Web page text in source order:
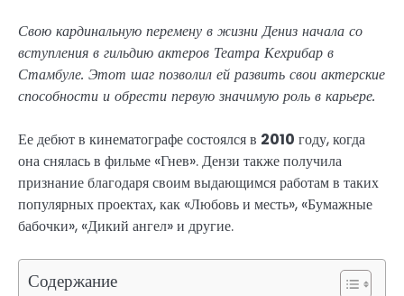
Свою кардинальную перемену в жизни Дениз начала со
вступления в гильдию актеров Театра Кехрибар в
Стамбуле. Этот шаг позволил ей развить свои актерские
способности и обрести первую значимую роль в карьере.
Ее дебют в кинематографе состоялся в 2010 году, когда
она снялась в фильме «Гнев». Дензи также получила
признание благодаря своим выдающимся работам в таких
популярных проектах, как «Любовь и месть», «Бумажные
бабочки», «Дикий ангел» и другие.
Содержание